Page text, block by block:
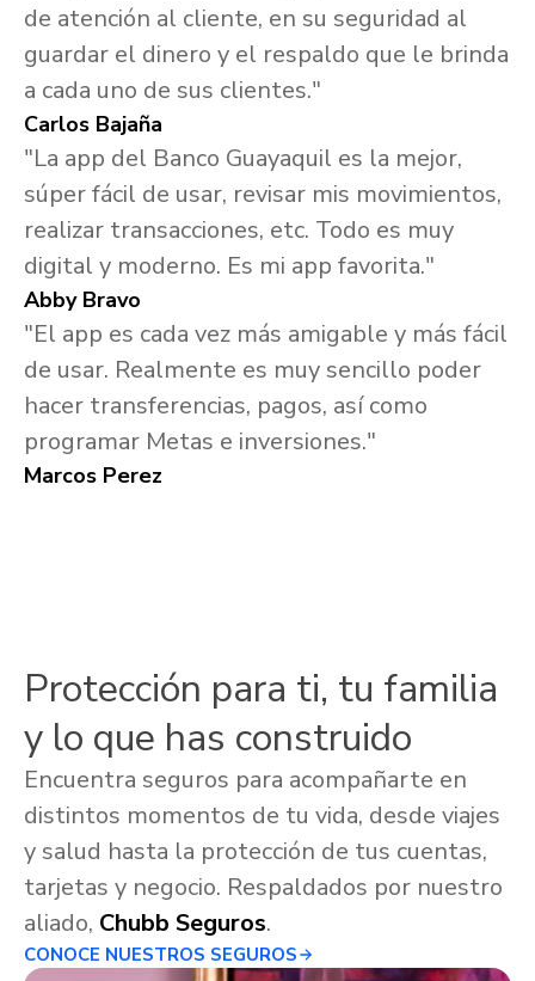
de atención al cliente, en su seguridad al
guardar el dinero y el respaldo que le brinda
a cada uno de sus clientes."
Carlos Bajaña
"La app del Banco Guayaquil es la mejor,
súper fácil de usar, revisar mis movimientos,
realizar transacciones, etc. Todo es muy
digital y moderno. Es mi app favorita."
Abby Bravo
"El app es cada vez más amigable y más fácil
de usar. Realmente es muy sencillo poder
hacer transferencias, pagos, así como
programar Metas e inversiones."
Marcos Perez
Protección para ti, tu familia
y lo que has construido
Encuentra seguros para acompañarte en
distintos momentos de tu vida, desde viajes
y salud hasta la protección de tus cuentas,
tarjetas y negocio. Respaldados por nuestro
aliado, Chubb Seguros.
CONOCE NUESTROS SEGUROS